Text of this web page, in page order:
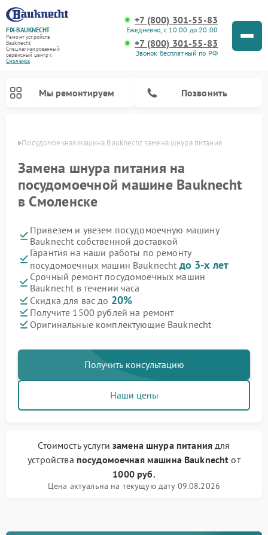
FIX-BAUKNECHT
Ремонт устройств
Bauknecht
Специализированный
cервисный центр г.
Смоленск
+7 (800) 301-55-83
Ежедневно, с 10:00 до 20:00
+7 (800) 301-55-83
Звонок бесплатный по РФ
Мы ремонтируем Позвонить
Посудомоечная машина Bauknecht замена шнура питания
Замена шнура питания на
посудомоечной машине Bauknecht
в Смоленске
Привезем и увезем посудомоечную машину
Bauknecht собственной доставкой
Гарантия на наши работы по ремонту
посудомоечных машин Bauknecht до 3-х лет
Срочный ремонт посудомоечных машин
Bauknecht в течении часа
Скидка для вас до 20%
Получите 1500 рублей на ремонт
Оригинальные комплектующие Bauknecht
Получить консультацию
Наши цены
Стоимость услуги замена шнура питаниядля
устройства посудомоечная машина Bauknecht от
1000 руб.
Цена актуальна на текущую дату 09.08.2026